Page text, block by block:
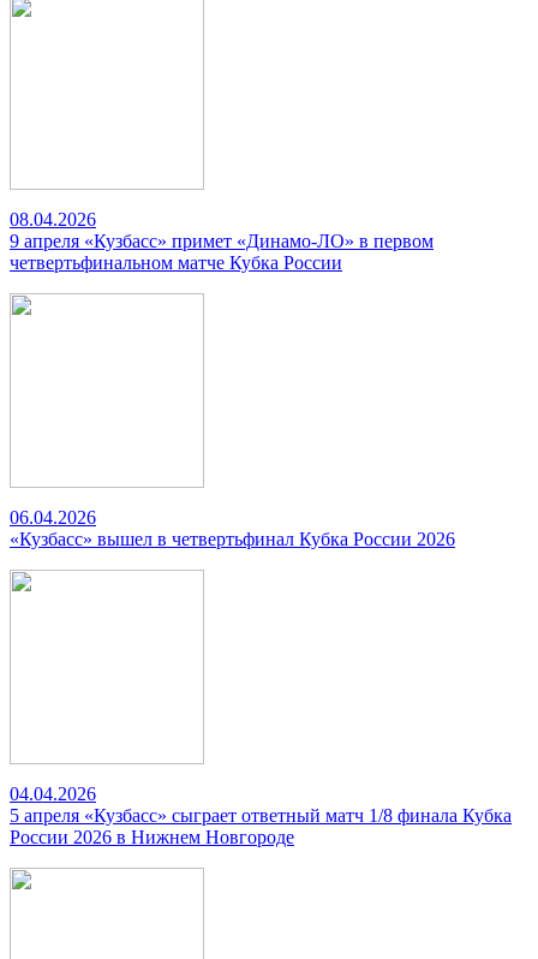
08.04.2026
9 апреля «Кузбасс» примет «Динамо-ЛО» в первом
четвертьфинальном матче Кубка России
06.04.2026
«Кузбасс» вышел в четвертьфинал Кубка России 2026
04.04.2026
5 апреля «Кузбасс» сыграет ответный матч 1/8 финала Кубка
России 2026 в Нижнем Новгороде